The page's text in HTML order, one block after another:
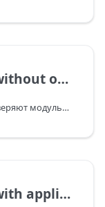
2 Возвращает report without override application name from package.json
Контекст тестового раздела: Тесты проверяют модульную архитектуру nestjs-mod: сборку модулей через createNestModule, DI-связи и feature-конфигурацию.
3 Возвращает report with application name from package.json and extended source key for env